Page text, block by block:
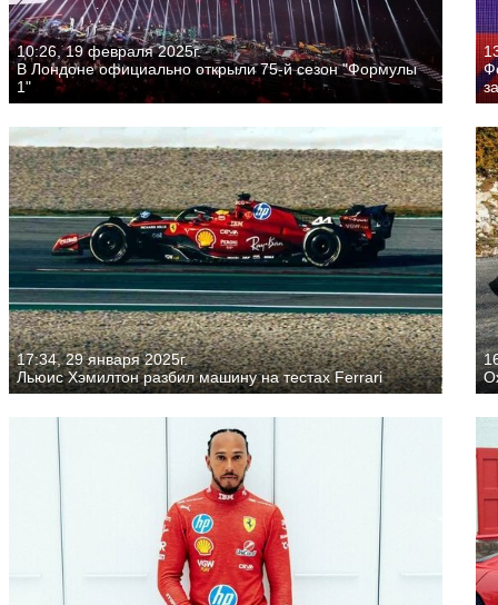
10:26, 19 февраля 2025г.
В Лондоне официально открыли 75-й сезон "Формулы
1"
17:34, 29 января 2025г.
Льюис Хэмилтон разбил машину на тестах Ferrari